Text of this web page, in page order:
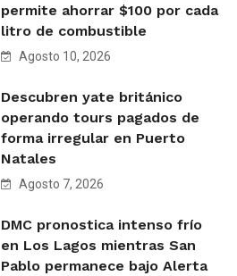
permite ahorrar $100 por cada
litro de combustible
Agosto 10, 2026
Descubren yate británico
operando tours pagados de
forma irregular en Puerto
Natales
Agosto 7, 2026
DMC pronostica intenso frío
en Los Lagos mientras San
Pablo permanece bajo Alerta